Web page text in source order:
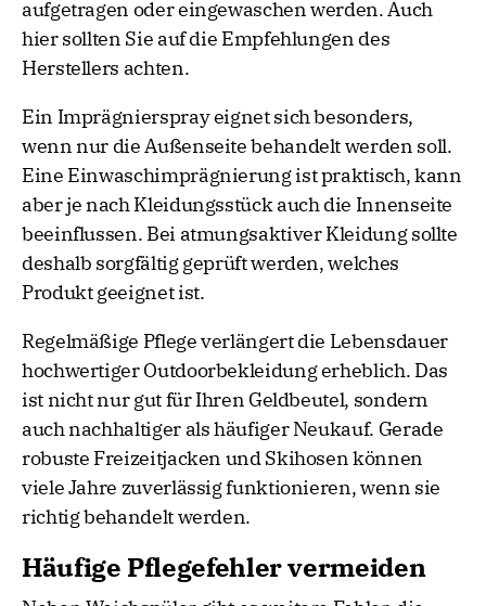
aufgetragen oder eingewaschen werden. Auch
hier sollten Sie auf die Empfehlungen des
Herstellers achten.
Ein Imprägnierspray eignet sich besonders,
wenn nur die Außenseite behandelt werden soll.
Eine Einwaschimprägnierung ist praktisch, kann
aber je nach Kleidungsstück auch die Innenseite
beeinflussen. Bei atmungsaktiver Kleidung sollte
deshalb sorgfältig geprüft werden, welches
Produkt geeignet ist.
Regelmäßige Pflege verlängert die Lebensdauer
hochwertiger Outdoorbekleidung erheblich. Das
ist nicht nur gut für Ihren Geldbeutel, sondern
auch nachhaltiger als häufiger Neukauf. Gerade
robuste Freizeitjacken und Skihosen können
viele Jahre zuverlässig funktionieren, wenn sie
richtig behandelt werden.
Häufige Pflegefehler vermeiden